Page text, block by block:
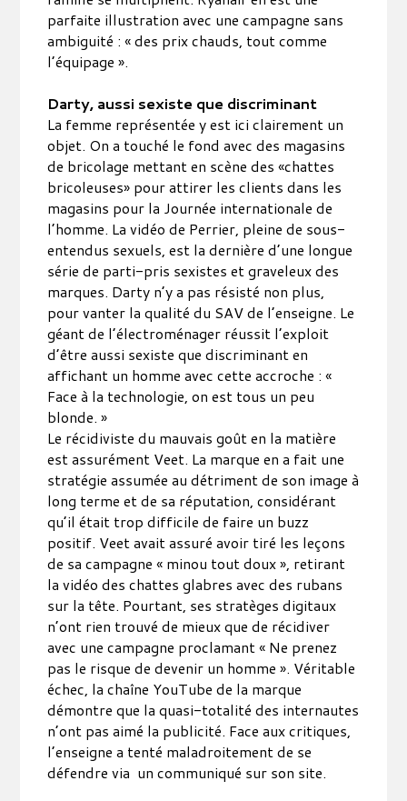
parfaite illustration avec une campagne sans
ambiguité : « des prix chauds, tout comme
l’équipage ».
Darty, aussi sexiste que discriminant
La femme représentée y est ici clairement un
objet. On a touché le fond avec des magasins
de bricolage mettant en scène des «chattes
bricoleuses» pour attirer les clients dans les
magasins pour la Journée internationale de
l’homme. La vidéo de Perrier, pleine de sous-
entendus sexuels, est la dernière d’une longue
série de parti-pris sexistes et graveleux des
marques. Darty n’y a pas résisté non plus,
pour vanter la qualité du SAV de l’enseigne. Le
géant de l’électroménager réussit l’exploit
d’être aussi sexiste que discriminant en
affichant un homme avec cette accroche : «
Face à la technologie, on est tous un peu
blonde. »
Le récidiviste du mauvais goût en la matière
est assurément Veet. La marque en a fait une
stratégie assumée au détriment de son image à
long terme et de sa réputation, considérant
qu’il était trop difficile de faire un buzz
positif. Veet avait assuré avoir tiré les leçons
de sa campagne « minou tout doux », retirant
la vidéo des chattes glabres avec des rubans
sur la tête. Pourtant, ses stratèges digitaux
n’ont rien trouvé de mieux que de récidiver
avec une campagne proclamant « Ne prenez
pas le risque de devenir un homme ». Véritable
échec, la chaîne YouTube de la marque
démontre que la quasi-totalité des internautes
n’ont pas aimé la publicité. Face aux critiques,
l’enseigne a tenté maladroitement de se
défendre via un communiqué sur son site.